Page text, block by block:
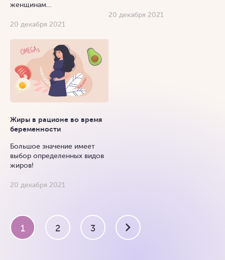
женщинам…
20 декабря 2021
20 декабря 2021
Жиры в рационе во время
беременности
Большое значение имеет
выбор определенных видов
жиров!
20 декабря 2021
1 2 3